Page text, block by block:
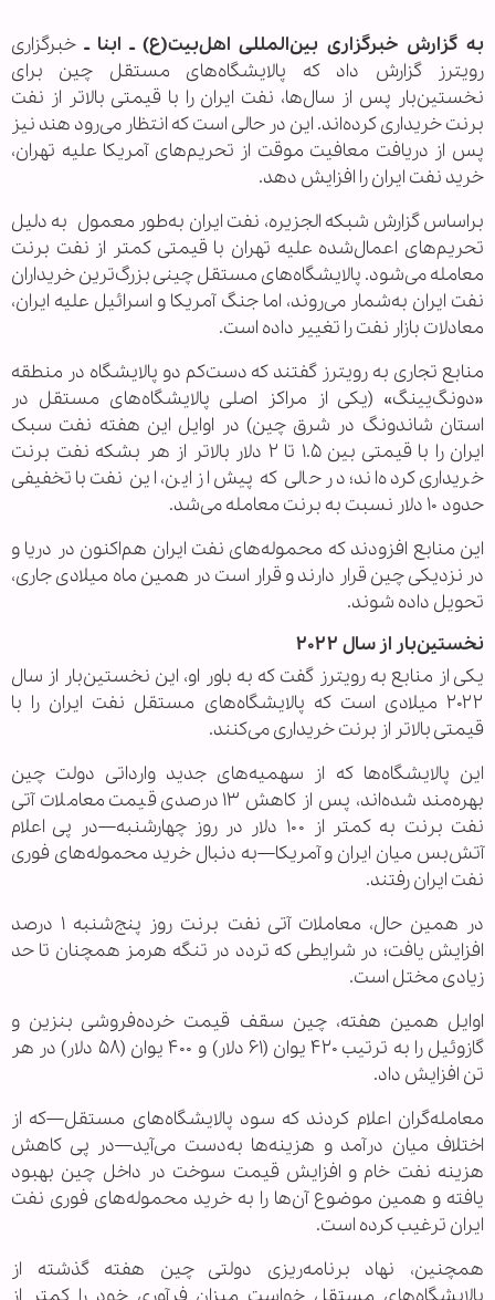
به گزارش خبرگزاری بین‌المللی اهل‌بیت(ع) ـ ابنا ـ خبرگزاری
رویترز گزارش داد که پالایشگاه‌های مستقل چین برای
نخستین‌بار پس از سال‌ها، نفت ایران را با قیمتی بالاتر از نفت
برنت خریداری کرده‌اند. این در حالی است که انتظار می‌رود هند نیز
پس از دریافت معافیت موقت از تحریم‌های آمریکا علیه تهران،
خرید نفت ایران را افزایش دهد.
براساس گزارش شبکه الجزیره، نفت ایران به‌طور معمول به دلیل
تحریم‌های اعمال‌شده علیه تهران با قیمتی کمتر از نفت برنت
معامله می‌شود. پالایشگاه‌های مستقل چینی بزرگ‌ترین خریداران
نفت ایران به‌شمار می‌روند، اما جنگ آمریکا و اسرائیل علیه ایران،
معادلات بازار نفت را تغییر داده است.
منابع تجاری به رویترز گفتند که دست‌کم دو پالایشگاه در منطقه
«دونگ‌یینگ» (یکی از مراکز اصلی پالایشگاه‌های مستقل در
استان شاندونگ در شرق چین) در اوایل این هفته نفت سبک
ایران را با قیمتی بین ۱.۵ تا ۲ دلار بالاتر از هر بشکه نفت برنت
خریداری کرده‌اند؛ در حالی که پیش از این، این نفت با تخفیفی
حدود ۱۰ دلار نسبت به برنت معامله می‌شد.
این منابع افزودند که محموله‌های نفت ایران هم‌اکنون در دریا و
در نزدیکی چین قرار دارند و قرار است در همین ماه میلادی جاری،
تحویل داده شوند.
نخستین‌بار از سال ۲۰۲۲
یکی از منابع به رویترز گفت که به باور او، این نخستین‌بار از سال
۲۰۲۲ میلادی است که پالایشگاه‌های مستقل نفت ایران را با
قیمتی بالاتر از برنت خریداری می‌کنند.
این پالایشگاه‌ها که از سهمیه‌های جدید وارداتی دولت چین
بهره‌مند شده‌اند، پس از کاهش ۱۳ درصدی قیمت معاملات آتی
نفت برنت به کمتر از ۱۰۰ دلار در روز چهارشنبه—در پی اعلام
آتش‌بس میان ایران و آمریکا—به دنبال خرید محموله‌های فوری
نفت ایران رفتند.
در همین حال، معاملات آتی نفت برنت روز پنج‌شنبه ۱ درصد
افزایش یافت؛ در شرایطی که تردد در تنگه هرمز همچنان تا حد
زیادی مختل است.
اوایل همین هفته، چین سقف قیمت خرده‌فروشی بنزین و
گازوئیل را به ترتیب ۴۲۰ یوان (۶۱ دلار) و ۴۰۰ یوان (۵۸ دلار) در هر
تن افزایش داد.
معامله‌گران اعلام کردند که سود پالایشگاه‌های مستقل—که از
اختلاف میان درآمد و هزینه‌ها به‌دست می‌آید—در پی کاهش
هزینه نفت خام و افزایش قیمت سوخت در داخل چین بهبود
یافته و همین موضوع آن‌ها را به خرید محموله‌های فوری نفت
ایران ترغیب کرده است.
همچنین، نهاد برنامه‌ریزی دولتی چین هفته گذشته از